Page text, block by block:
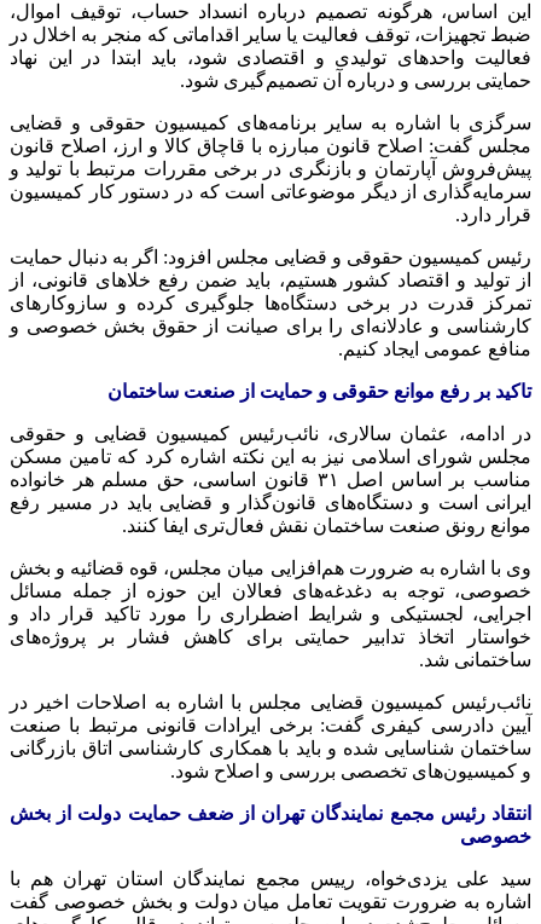
این اساس، هرگونه تصمیم درباره انسداد حساب، توقیف اموال،
ضبط تجهیزات، توقف فعالیت یا سایر اقداماتی که منجر به اخلال در
فعالیت واحدهای تولیدی و اقتصادی شود، باید ابتدا در این نهاد
حمایتی بررسی و درباره آن تصمیم‌گیری شود.
سرگزی با اشاره به سایر برنامه‌های کمیسیون حقوقی و قضایی
مجلس گفت: اصلاح قانون مبارزه با قاچاق کالا و ارز، اصلاح قانون
پیش‌فروش آپارتمان و بازنگری در برخی مقررات مرتبط با تولید و
سرمایه‌گذاری از دیگر موضوعاتی است که در دستور کار کمیسیون
قرار دارد.
رئیس کمیسیون حقوقی و قضایی مجلس افزود: اگر به دنبال حمایت
از تولید و اقتصاد کشور هستیم، باید ضمن رفع خلاهای قانونی، از
تمرکز قدرت در برخی دستگاه‌ها جلوگیری کرده و سازوکارهای
کارشناسی و عادلانه‌ای را برای صیانت از حقوق بخش خصوصی و
منافع عمومی ایجاد کنیم.
تاکید بر رفع موانع حقوقی و حمایت از صنعت ساختمان
در ادامه، عثمان سالاری، نائب‌رئیس کمیسیون قضایی و حقوقی
مجلس شورای اسلامی نیز به این نکته اشاره کرد که تامین مسکن
مناسب بر اساس اصل ۳۱ قانون اساسی، حق مسلم هر خانواده
ایرانی است و دستگاه‌های قانون‌گذار و قضایی باید در مسیر رفع
موانع رونق صنعت ساختمان نقش فعال‌تری ایفا کنند.
وی با اشاره به ضرورت هم‌افزایی میان مجلس، قوه قضائیه و بخش
خصوصی، توجه به دغدغه‌های فعالان این حوزه از جمله مسائل
اجرایی، لجستیکی و شرایط اضطراری را مورد تاکید قرار داد و
خواستار اتخاذ تدابیر حمایتی برای کاهش فشار بر پروژه‌های
ساختمانی شد.
نائب‌رئیس کمیسیون قضایی مجلس با اشاره به اصلاحات اخیر در
آیین دادرسی کیفری گفت: برخی ایرادات قانونی مرتبط با صنعت
ساختمان شناسایی شده و باید با همکاری کارشناسی اتاق بازرگانی
و کمیسیون‌های تخصصی بررسی و اصلاح شود.
انتقاد رئیس مجمع نمایندگان تهران از ضعف حمایت دولت از بخش
خصوصی
سید علی یزدی‌خواه، رییس مجمع نمایندگان استان تهران هم با
اشاره به ضرورت تقویت تعامل میان دولت و بخش خصوصی گفت